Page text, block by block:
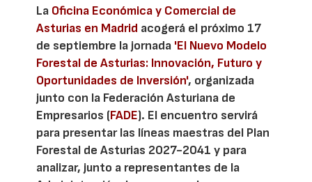
La Oficina Económica y Comercial de
Asturias en Madrid acogerá el próximo 17
de septiembre la jornada 'El Nuevo Modelo
Forestal de Asturias: Innovación, Futuro y
Oportunidades de Inversión', organizada
junto con la Federación Asturiana de
Empresarios (FADE). El encuentro servirá
para presentar las líneas maestras del Plan
Forestal de Asturias 2027-2041 y para
analizar, junto a representantes de la